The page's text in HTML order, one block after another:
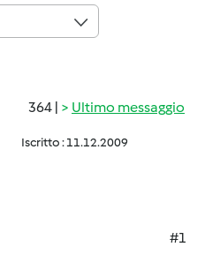
364 | Ultimo messaggio
Iscritto : 11.12.2009
#1